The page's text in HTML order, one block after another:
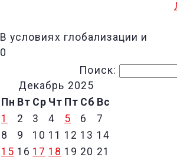
В условиях глобализации и
0
Поиск:
Декабрь 2025
Пн Вт Ср Чт Пт Сб Вс
1
2 3 4 5 6
7
8
9 10 11 12 13 14
15 16 17 18 19 20 21